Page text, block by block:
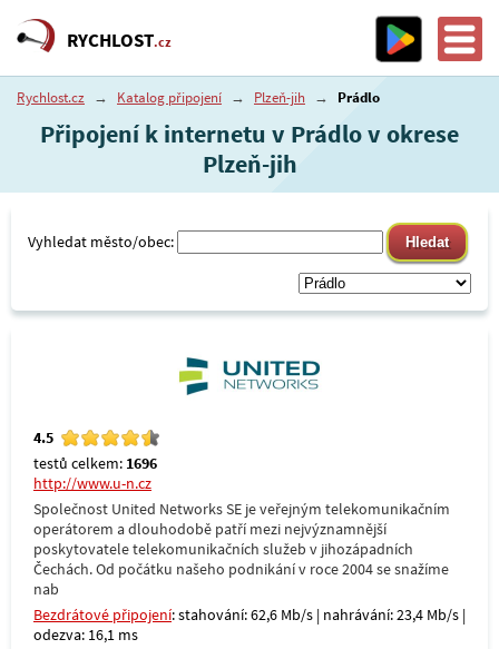
RYCHLOST.cz
Rychlost.cz → Katalog připojení → Plzeň-jih → Prádlo
Připojení k internetu v Prádlo v okrese
Plzeň-jih
Vyhledat město/obec:
4.5
testů celkem: 1696
http://www.u-n.cz
Společnost United Networks SE je veřejným telekomunikačním
operátorem a dlouhodobě patří mezi nejvýznamnější
poskytovatele telekomunikačních služeb v jihozápadních
Čechách. Od počátku našeho podnikání v roce 2004 se snažíme
nab
Bezdrátové připojení: stahování: 62,6 Mb/s | nahrávání: 23,4 Mb/s |
odezva: 16,1 ms